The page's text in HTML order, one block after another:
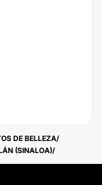
DE BELLEZA
(SINALOA)